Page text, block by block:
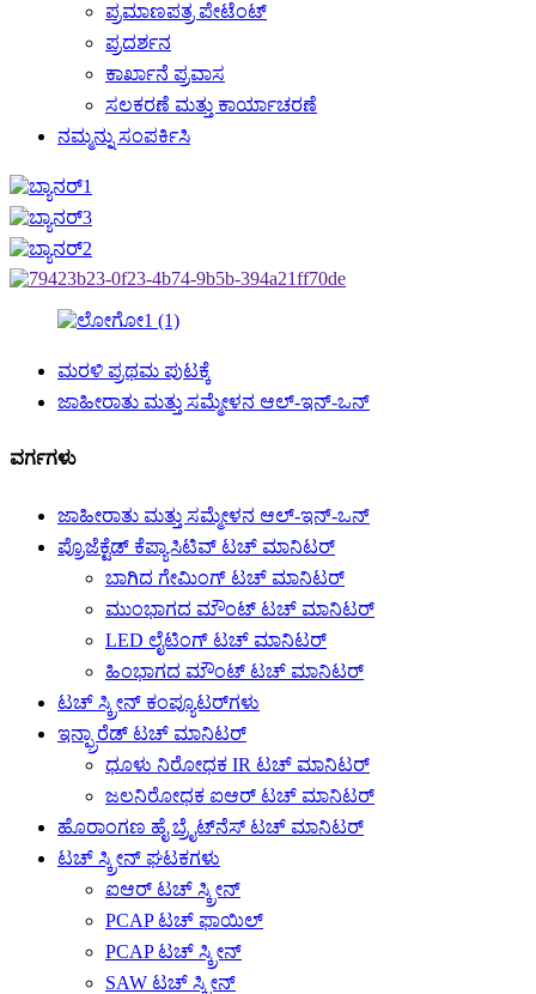
ಪ್ರಮಾಣಪತ್ರ ಪೇಟೆಂಟ್
ಪ್ರದರ್ಶನ
ಕಾರ್ಖಾನೆ ಪ್ರವಾಸ
ಸಲಕರಣೆ ಮತ್ತು ಕಾರ್ಯಾಚರಣೆ
ನಮ್ಮನ್ನು ಸಂಪರ್ಕಿಸಿ
ಮರಳಿ ಪ್ರಥಮ ಪುಟಕ್ಕೆ
ಜಾಹೀರಾತು ಮತ್ತು ಸಮ್ಮೇಳನ ಆಲ್-ಇನ್-ಒನ್
ವರ್ಗಗಳು
ಜಾಹೀರಾತು ಮತ್ತು ಸಮ್ಮೇಳನ ಆಲ್-ಇನ್-ಒನ್
ಪ್ರೊಜೆಕ್ಟೆಡ್ ಕೆಪ್ಯಾಸಿಟಿವ್ ಟಚ್ ಮಾನಿಟರ್
ಬಾಗಿದ ಗೇಮಿಂಗ್ ಟಚ್ ಮಾನಿಟರ್
ಮುಂಭಾಗದ ಮೌಂಟ್ ಟಚ್ ಮಾನಿಟರ್
LED ಲೈಟಿಂಗ್ ಟಚ್ ಮಾನಿಟರ್
ಹಿಂಭಾಗದ ಮೌಂಟ್ ಟಚ್ ಮಾನಿಟರ್
ಟಚ್ ಸ್ಕ್ರೀನ್ ಕಂಪ್ಯೂಟರ್‌ಗಳು
ಇನ್ಫ್ರಾರೆಡ್ ಟಚ್ ಮಾನಿಟರ್
ಧೂಳು ನಿರೋಧಕ IR ಟಚ್ ಮಾನಿಟರ್
ಜಲನಿರೋಧಕ ಐಆರ್ ಟಚ್ ಮಾನಿಟರ್
ಹೊರಾಂಗಣ ಹೈ ಬ್ರೈಟ್‌ನೆಸ್ ಟಚ್ ಮಾನಿಟರ್
ಟಚ್ ಸ್ಕ್ರೀನ್ ಘಟಕಗಳು
ಐಆರ್ ಟಚ್ ಸ್ಕ್ರೀನ್
PCAP ಟಚ್ ಫಾಯಿಲ್
PCAP ಟಚ್ ಸ್ಕ್ರೀನ್
SAW ಟಚ್ ಸ್ಕ್ರೀನ್